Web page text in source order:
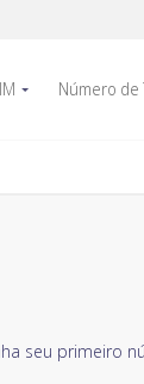
Número de
seu primeiro